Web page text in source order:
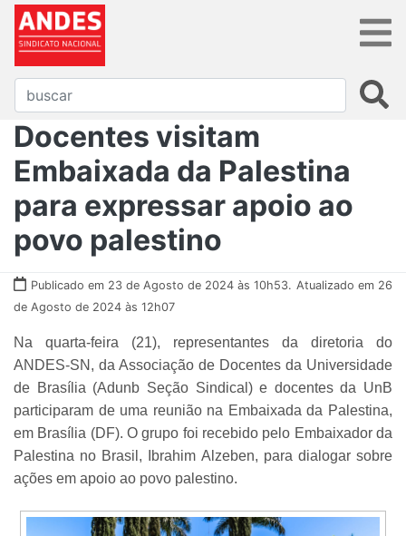
Docentes visitam
Embaixada da Palestina
para expressar apoio ao
povo palestino
Publicado em 23 de Agosto de 2024 às 10h53. Atualizado em 26
de Agosto de 2024 às 12h07
Na quarta-feira (21), representantes da diretoria do
ANDES-SN, da Associação de Docentes da Universidade
de Brasília (Adunb Seção Sindical) e docentes da UnB
participaram de uma reunião na Embaixada da Palestina,
em Brasília (DF). O grupo foi recebido pelo Embaixador da
Palestina no Brasil, Ibrahim Alzeben, para dialogar sobre
ações em apoio ao povo palestino.